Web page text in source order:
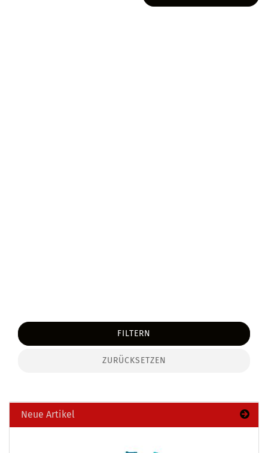
FILTERN
ZURÜCKSETZEN
Neue Artikel